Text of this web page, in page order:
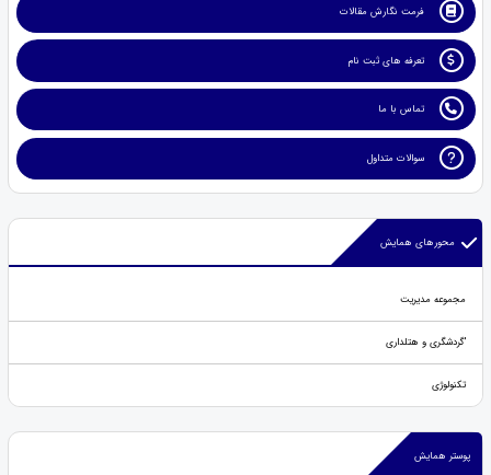
فرمت نگارش مقالات
تعرفه های ثبت نام
تماس با ما
سوالات متداول
محورهای همایش
مجموعه مدیریت
'گردشگری و هتلداری
تکنولوژی
پوستر همایش